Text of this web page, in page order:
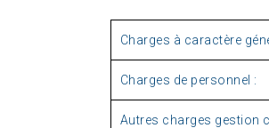
Charges à caractère
Charges de personnel :
Autres charges gestion